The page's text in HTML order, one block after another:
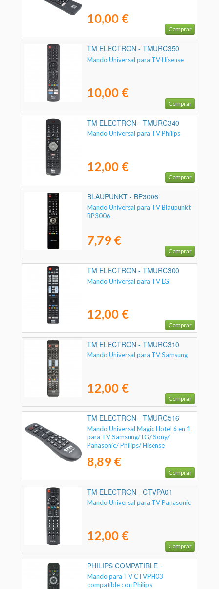
10,00 €
Comprar
TM ELECTRON - TMURC350
Mando Universal para TV Hisense
10,00 €
Comprar
TM ELECTRON - TMURC340
Mando Universal para TV Philips
12,00 €
Comprar
BLAUPUNKT - BP3006
Mando Universal para TV Blaupunkt
BP3006
7,79 €
Comprar
TM ELECTRON - TMURC300
Mando Universal para TV LG
12,00 €
Comprar
TM ELECTRON - TMURC310
Mando Universal para TV Samsung
12,00 €
Comprar
TM ELECTRON - TMURC516
Mando Universal Magic Hotel 6 en 1
para TV Samsung/ LG/ Sony/
Panasonic/ Philips/ Hisense
8,89 €
Comprar
TM ELECTRON - CTVPA01
Mando Universal para TV Panasonic
12,00 €
Comprar
PHILIPS COMPATIBLE -
02ACCOEMCTVPH03
Mando para TV CTVPH03
compatible con Philips